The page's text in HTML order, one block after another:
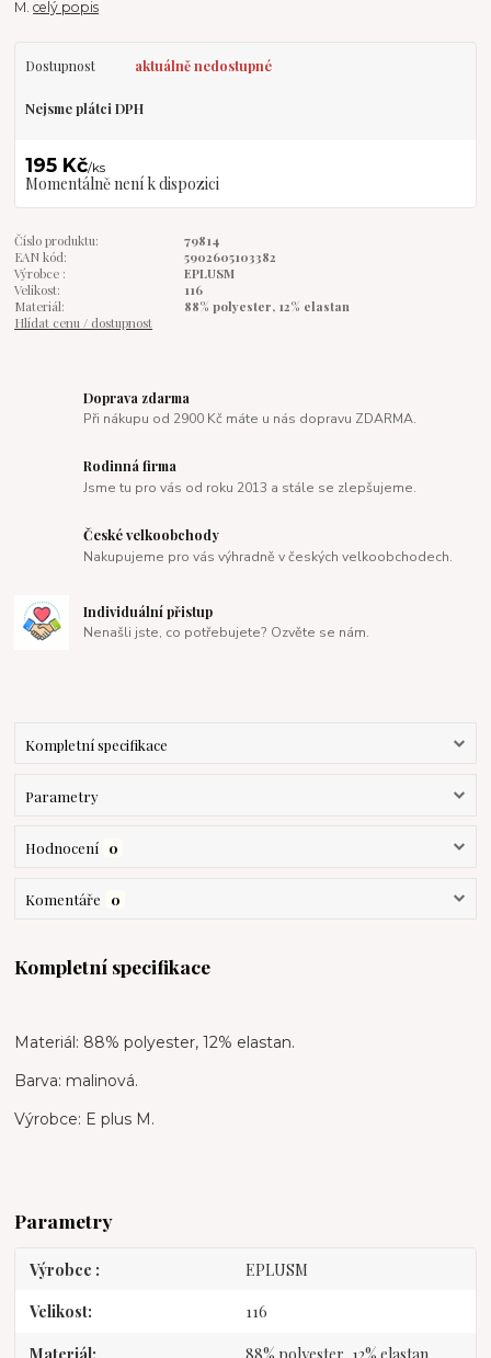
M.celý popis
Dostupnost aktuálně nedostupné
Nejsme plátci DPH
195 Kč/ks
Momentálně není k dispozici
Číslo produktu:
79814
EAN kód:
5902605103382
Výrobce :
EPLUSM
Velikost:
116
Materiál:
88% polyester, 12% elastan
Hlídat cenu / dostupnost
Doprava zdarma
Při nákupu od 2900 Kč máte u nás dopravu ZDARMA.
Rodinná firma
Jsme tu pro vás od roku 2013 a stále se zlepšujeme.
České velkoobchody
Nakupujeme pro vás výhradně v českých velkoobchodech.
Individuální přistup
Nenašli jste, co potřebujete? Ozvěte se nám.
Kompletní specifikace
Parametry
Hodnocení 0
Komentáře 0
Kompletní specifikace
Materiál: 88% polyester, 12% elastan.
Barva: malinová.
Výrobce: E plus M.
Parametry
Výrobce EPLUSM
Velikost 116
Materiál 88% polyester, 12% elastan